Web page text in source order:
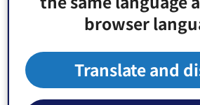
browser
Translate and
障害福祉部 障害者施策課 施策推進
郵便番号135-8383 東京都江東区東
電話番号： 03-3647-4749
Fax：03-3699-0329